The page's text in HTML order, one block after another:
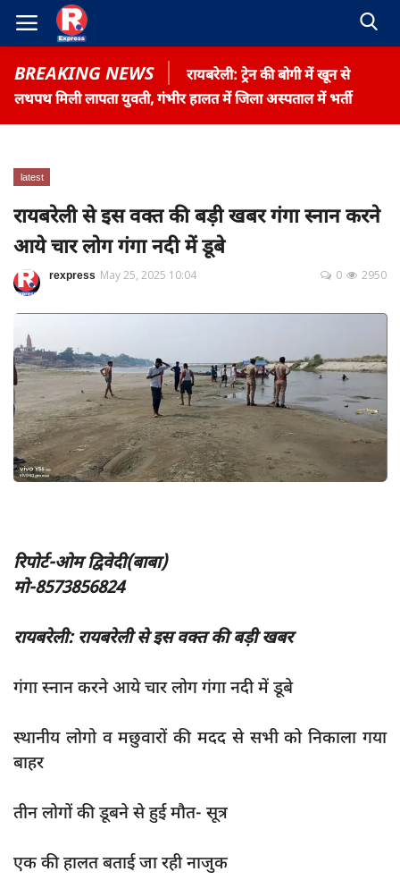
BREAKING NEWS
रायबरेली: ट्रेन की बोगी में खून से
लथपथ मिली लापता युवती, गंभीर हालत में जिला अस्पताल में भर्ती
Home
Contact
Terms & Conditions
About US
Privacy Policy
App verify
समस्या
राजनीति
शिक्षा
सामाजिक
latest
दुर्घटना
latest
रायबरेली से इस वक्त की बड़ी खबर गंगा स्नान करने
आये चार लोग गंगा नदी में डूबे
rexpress May 25, 2025 10:04 2950
0
रिपोर्ट-ओम द्विवेदी(बाबा)
मो-8573856824
रायबरेली: रायबरेली से इस वक्त की बड़ी खबर
गंगा स्नान करने आये चार लोग गंगा नदी में डूबे
स्थानीय लोगो व मछुवारों की मदद से सभी को निकाला गया
बाहर
तीन लोगों की डूबने से हुई मौत- सूत्र
एक की हालत बताई जा रही नाजुक